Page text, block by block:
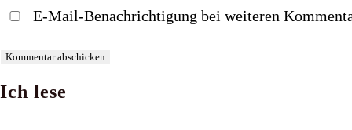
Benutzernamen
ein
Mail-
Kommentieren
Website-
(optional)
E-Mail-Benachrichtigung bei weiteren
Ich lese